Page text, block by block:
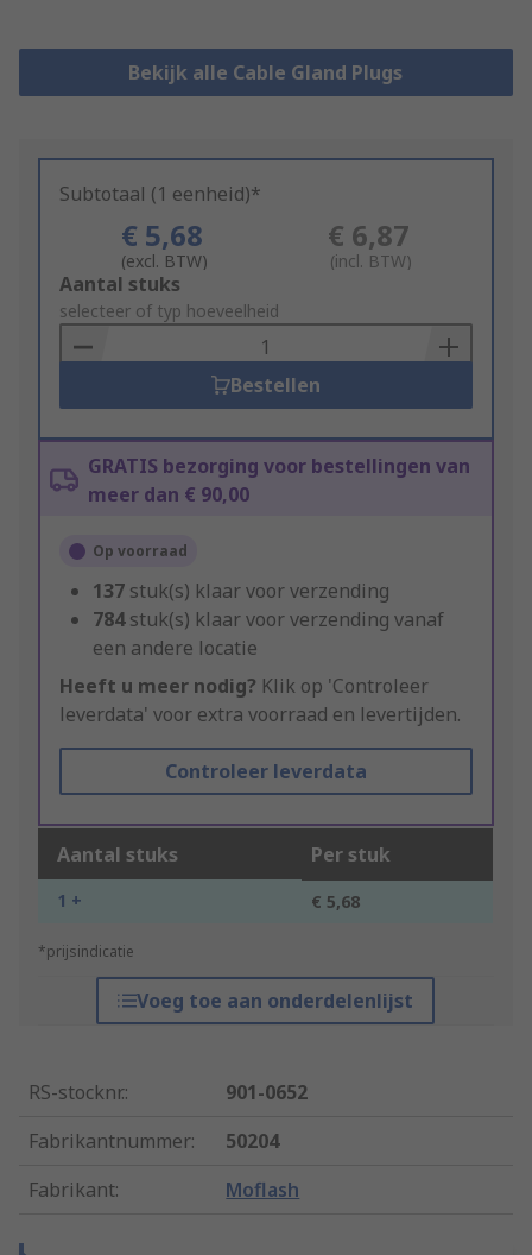
Bekijk alle Cable Gland Plugs
Subtotaal (1 eenheid)*
€ 5,68
(excl. BTW)
€ 6,87
(incl. BTW)
Add
to
Basket
Aantal stuks
selecteer of typ hoeveelheid
Bestellen
GRATIS bezorging voor bestellingen van
meer dan € 90,00
Op voorraad
137 stuk(s) klaar voor verzending
784stuk(s) klaar voor verzending vanaf
een andere locatie
Heeft u meer nodig? Klik op 'Controleer
leverdata' voor extra voorraad en levertijden.
Controleer leverdata
Aantal stuks Per stuk
1 + € 5,68
*prijsindicatie
Voeg toe aan onderdelenlijst
RS-stocknr.:
901-0652
Fabrikantnummer:
50204
Fabrikant: Moflash